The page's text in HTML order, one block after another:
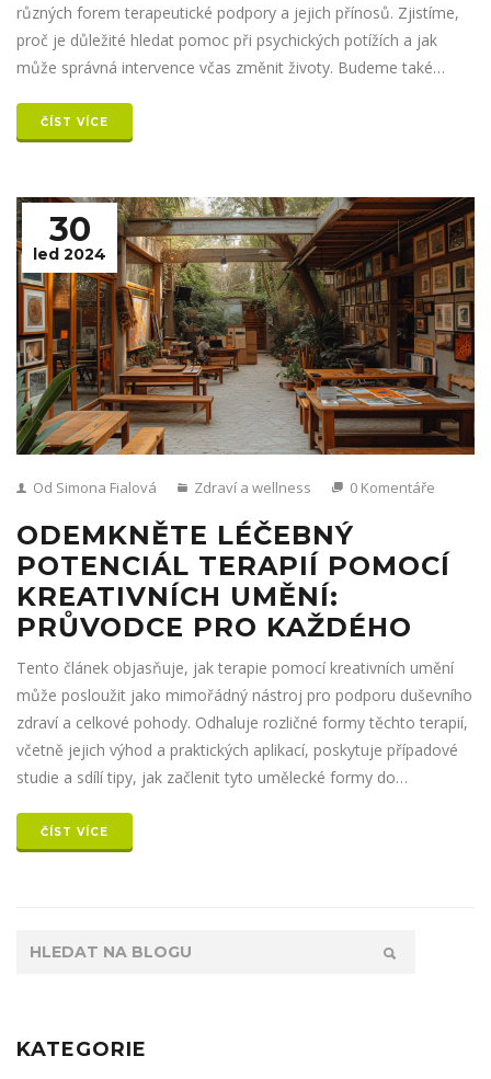
různých forem terapeutické podpory a jejich přínosů. Zjistíme,
proč je důležité hledat pomoc při psychických potížích a jak
může správná intervence včas změnit životy. Budeme také
pohodě.
ČÍST VÍCE
30
led 2024
Od Simona Fialová Zdraví a wellness 0 Komentáře
ODEMKNĚTE LÉČEBNÝ
POTENCIÁL TERAPIÍ POMOCÍ
KREATIVNÍCH UMĚNÍ:
PRŮVODCE PRO KAŽDÉHO
Tento článek objasňuje, jak terapie pomocí kreativních umění
může posloužit jako mimořádný nástroj pro podporu duševního
zdraví a celkové pohody. Odhaluje rozličné formy těchto terapií,
včetně jejich výhod a praktických aplikací, poskytuje případové
studie a sdílí tipy, jak začlenit tyto umělecké formy do
ČÍST VÍCE
KATEGORIE